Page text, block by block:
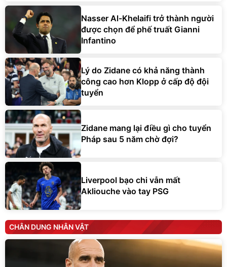
Nasser Al-Khelaifi trở thành người
được chọn để phế truất Gianni
Infantino
Lý do Zidane có khả năng thành
công cao hơn Klopp ở cấp độ đội
tuyển
Zidane mang lại điều gì cho tuyển
Pháp sau 5 năm chờ đợi?
Liverpool bạo chi vẫn mất
Akliouche vào tay PSG
CHÂN DUNG NHÂN VẬT